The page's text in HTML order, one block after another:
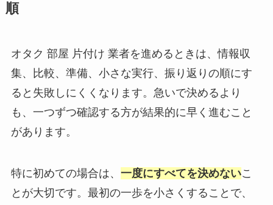
順
オタク 部屋 片付け 業者を進めるときは、情報収
集、比較、準備、小さな実行、振り返りの順にす
ると失敗しにくくなります。急いで決めるより
も、一つずつ確認する方が結果的に早く進むこと
があります。
特に初めての場合は、 一度にすべてを決めないこ
とが大切です。最初の一歩を小さくすることで、